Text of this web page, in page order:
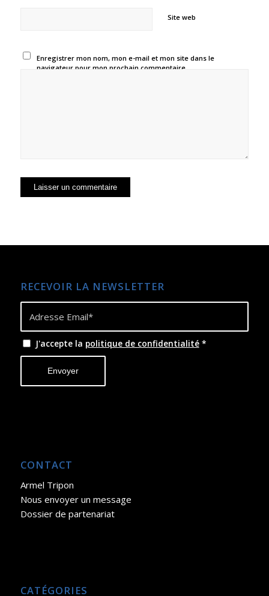
Site web
Enregistrer mon nom, mon e-mail et mon site dans le
navigateur pour mon prochain commentaire.
RECEVOIR LA NEWSLETTER
J'accepte la politique de confidentialité *
CONTACT
Armel Tripon
Nous envoyer un message
Dossier de partenariat
CATÉGORIES